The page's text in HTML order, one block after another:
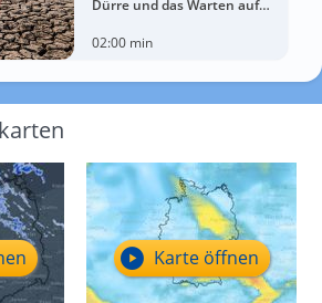
Dürre und das Warten auf
02:00 min
Karte öffnen